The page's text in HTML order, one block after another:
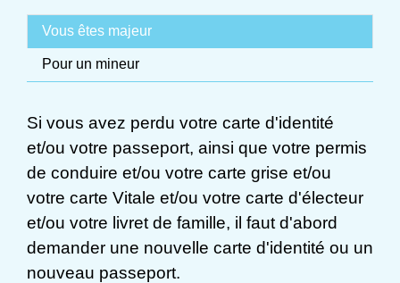
Vous êtes majeur
Pour un mineur
Si vous avez perdu votre carte d'identité
et/ou votre passeport, ainsi que votre permis
de conduire et/ou votre carte grise et/ou
votre carte Vitale et/ou votre carte d'électeur
et/ou votre livret de famille, il faut d'abord
demander une nouvelle carte d'identité ou un
nouveau passeport.